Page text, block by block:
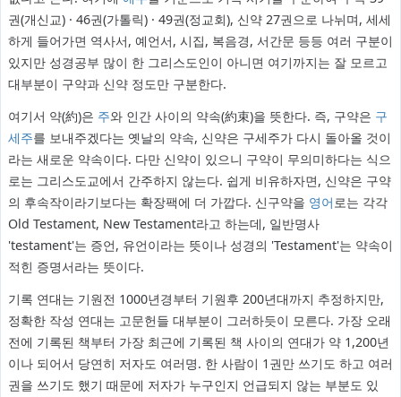
권(개신교) · 46권(가톨릭) · 49권(정교회), 신약 27권으로 나뉘며, 세세
하게 들어가면 역사서, 예언서, 시집, 복음경, 서간문 등등 여러 구분이
있지만 성경공부 많이 한 그리스도인이 아니면 여기까지는 잘 모르고
대부분이 구약과 신약 정도만 구분한다.
여기서 약(約)은 주와 인간 사이의 약속(約束)을 뜻한다. 즉, 구약은 구
세주를 보내주겠다는 옛날의 약속, 신약은 구세주가 다시 돌아올 것이
라는 새로운 약속이다. 다만 신약이 있으니 구약이 무의미하다는 식으
로는 그리스도교에서 간주하지 않는다. 쉽게 비유하자면, 신약은 구약
의 후속작이라기보다는 확장팩에 더 가깝다. 신구약을 영어로는 각각
Old Testament, New Testament라고 하는데, 일반명사
'testament'는 증언, 유언이라는 뜻이나 성경의 'Testament'는 약속이
적힌 증명서라는 뜻이다.
기록 연대는 기원전 1000년경부터 기원후 200년대까지 추정하지만,
정확한 작성 연대는 고문헌들 대부분이 그러하듯이 모른다. 가장 오래
전에 기록된 책부터 가장 최근에 기록된 책 사이의 연대가 약 1,200년
이나 되어서 당연히 저자도 여러명. 한 사람이 1권만 쓰기도 하고 여러
권을 쓰기도 했기 때문에 저자가 누구인지 언급되지 않는 부분도 있